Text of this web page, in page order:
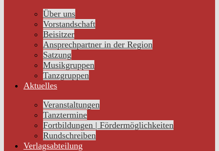
Über uns
Vorstandschaft
Beisitzer
Ansprechpartner in der Region
Satzung
Musikgruppen
Tanzgruppen
Aktuelles
Veranstaltungen
Tanztermine
Fortbildungen | Fördermöglichkeiten
Rundschreiben
Verlagsabteilung